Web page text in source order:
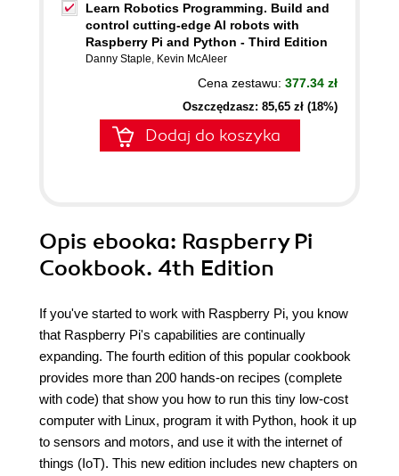
Learn Robotics Programming. Build and
control cutting-edge AI robots with
Raspberry Pi and Python - Third Edition
Danny Staple, Kevin McAleer
Cena zestawu: 377.34 zł
Oszczędzasz: 85,65 zł (18%)
Dodaj do koszyka
Opis ebooka: Raspberry Pi
Cookbook. 4th Edition
If you've started to work with Raspberry Pi, you know
that Raspberry Pi's capabilities are continually
expanding. The fourth edition of this popular cookbook
provides more than 200 hands-on recipes (complete
with code) that show you how to run this tiny low-cost
computer with Linux, program it with Python, hook it up
to sensors and motors, and use it with the internet of
things (IoT). This new edition includes new chapters on